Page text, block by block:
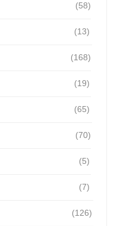
(58)
(13)
(168)
(19)
(65)
(70)
(5)
(7)
(126)